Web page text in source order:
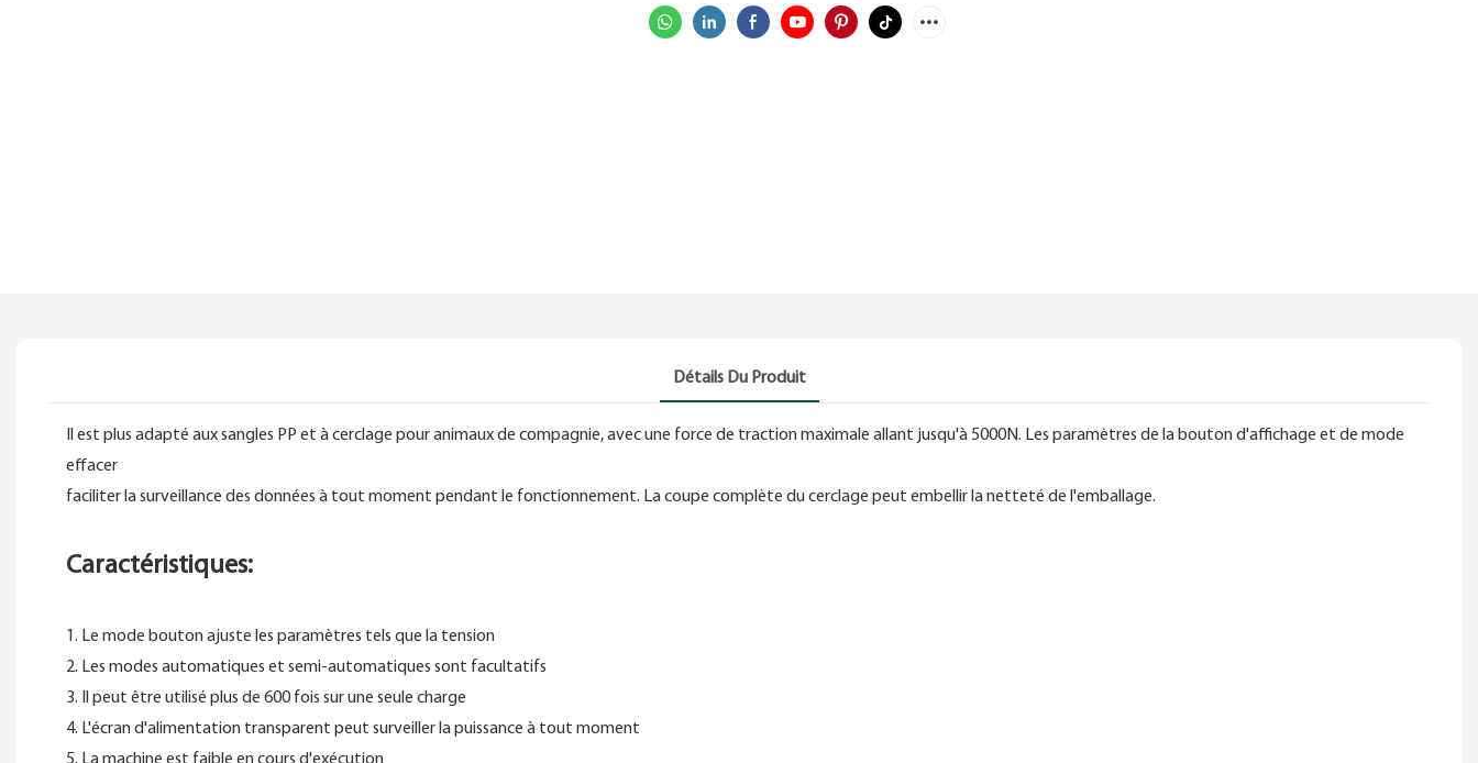
Détails Du Produit
Il est plus adapté aux sangles PP et à cerclage pour animaux de compagnie, avec une force de traction maximale allant jusqu'à 5000N. Les paramètres de la bouton d'affichage et de mode
effacer
faciliter la surveillance des données à tout moment pendant le fonctionnement. La coupe complète du cerclage peut embellir la netteté de l'emballage.
Caractéristiques:
1. Le mode bouton ajuste les paramètres tels que la tension
2. Les modes automatiques et semi-automatiques sont facultatifs
3. Il peut être utilisé plus de 600 fois sur une seule charge
4. L'écran d'alimentation transparent peut surveiller la puissance à tout moment
5. La machine est faible en cours d'exécution